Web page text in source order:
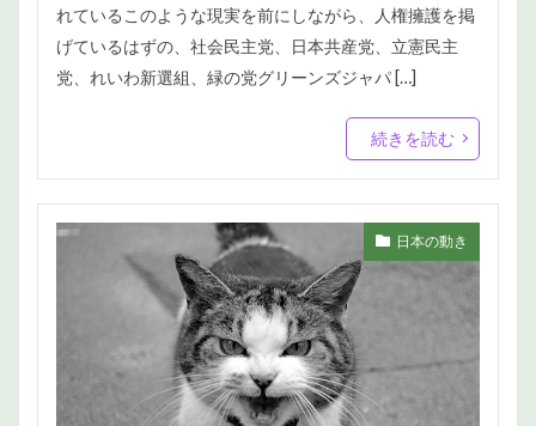
れているこのような現実を前にしながら、人権擁護を掲
げているはずの、社会民主党、日本共産党、立憲民主
党、れいわ新選組、緑の党グリーンズジャパ […]
続きを読む
日本の動き